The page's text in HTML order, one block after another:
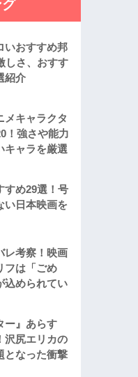
いおすすめ邦
しさ、おすす
紹介
メキャラクタ
！強さや能力
キャラを厳選
すめ29選！号
い日本映画を
レ考察！映画
フは「ごめ
込められてい
ー』あらす
沢尻エリカの
となった衝撃